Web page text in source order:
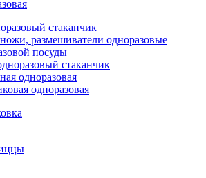
стаканчик
размешиватели одноразовые
посуды
стаканчик
одноразовая
одноразовая